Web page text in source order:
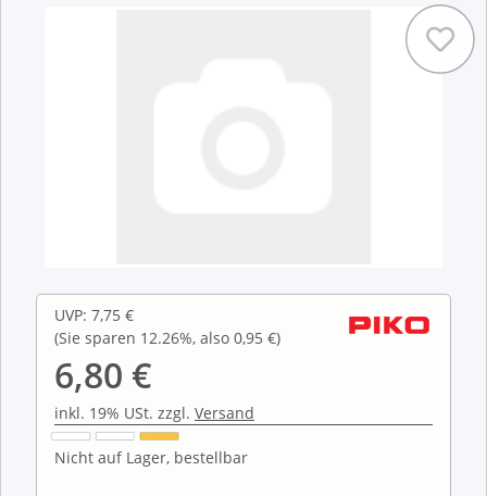
UVP: 7,75 €
(Sie sparen 12.26%, also 0,95 €)
6,80 €
inkl. 19% USt. zzgl. Versand
Nicht auf Lager, bestellbar